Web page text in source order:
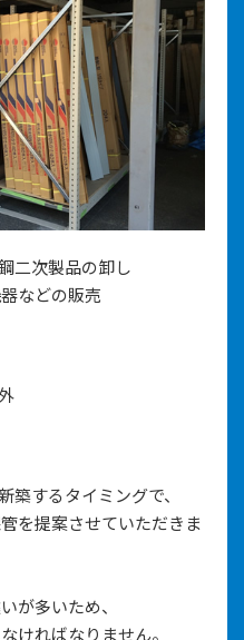
二次製品の卸し
などの販売
するタイミングで、
を提案させていただきま
が多いため、
ければなりません。